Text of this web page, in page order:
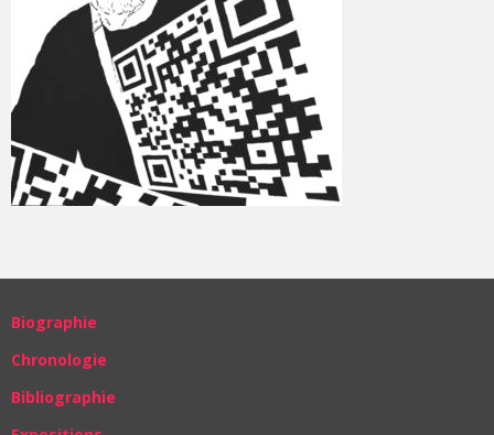
Biographie
Chronologie
Bibliographie